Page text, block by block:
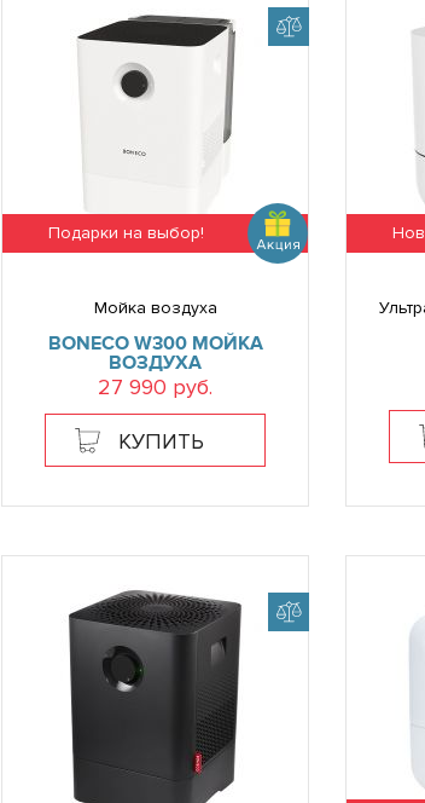
Подарки на выбор!
Мойка воздуха
BONECO W300 МОЙКА
ВОЗДУХА
27 990 руб.
КУПИТЬ